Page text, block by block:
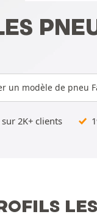
un modèle de pneu
2K+ clients